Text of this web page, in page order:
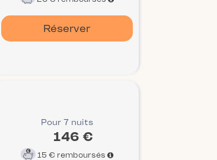
Réserver
Pour 7 nuits
146 €
15 € remboursés